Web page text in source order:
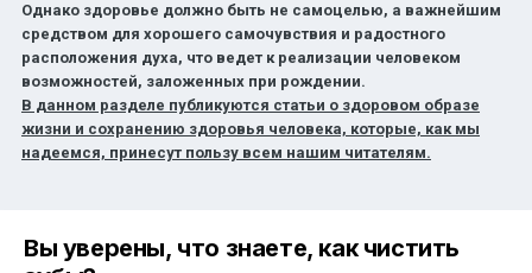
Однако здоровье должно быть не самоцелью, а важнейшим
средством для хорошего самочувствия и радостного
расположения духа, что ведет к реализации человеком
возможностей, заложенных при рождении.
В данном разделе публикуются статьи о здоровом образе
жизни и сохранению здоровья человека, которые, как мы
надеемся, принесут пользу всем нашим читателям.
Вы уверены, что знаете, как чистить